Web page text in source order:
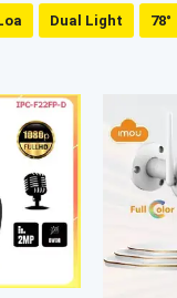
Dual Light 78°